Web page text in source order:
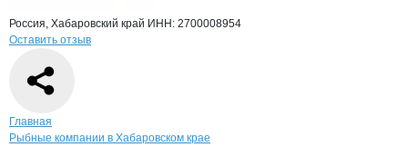
Россия, Хабаровский край ИНН: 2700008954
Оставить отзыв
Навигация по сайту
Главная
Рыбные компании в Хабаровском крае